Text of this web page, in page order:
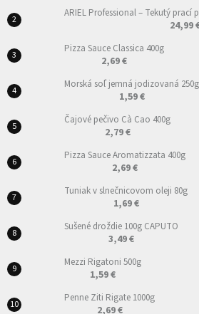
ARIEL Professional – Tekutý prací
24,99
Pizza Sauce Classica 400g
2,69 €
Morská soľ jemná jodizovaná 250g
1,59 €
Čajové pečivo Cà Cao 400g
2,79 €
Pizza Sauce Aromatizzata 400g
2,69 €
Tuniak v slnečnicovom oleji 80g
1,69 €
Sušené droždie 100g CAPUTO
3,49 €
Mezzi Rigatoni 500g
1,59 €
Penne Ziti Rigate 1000g
2,69 €